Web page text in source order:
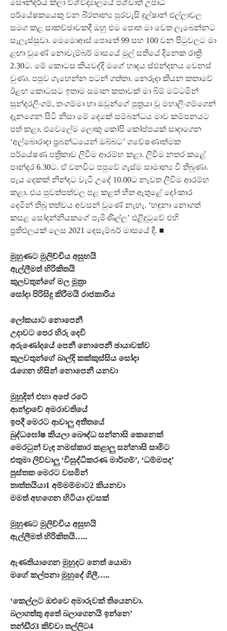
සෞන්දර්ය කලා විශ්විද්‍යාලයේ පශ්චාත් උපාධි
පර්යේෂකයෙකු වන බි්‍රතාන්‍ය පුරවැසි දුල්ෂාන් එල්ලාවල
සමග කළ සාකච්ඡාවකදී ඔහු එම පොත මා වෙත ලැබෙන්නට
සැලැස්සුවා. මෙමොආස් පොතේ 99 සහ 100 වන පිටුවලට මා
ළඟා වුණේ නොවැම්බර් මාසයේ මුල් සතියේ දිනෙක රාත්‍රි
2.30ට. මේ කොටස කියවද්දි මගේ හෘදය ස්ඵන්දනය වෙනස්
වුණා. පපුව ගැහෙන්න පටන් ගත්තා. නෙරූදා කියන කතාවේ
ඊළඟ කොටසට ඉතාම සමාන කතාවක් මා බිම් මට්ටමින්
සුන්දරලිංගම්, තංගම්මා හා ඔවුන්ගේ පුත්‍රයා වූ මහාලිංගම්ගෙන්
දැනගෙන සිටි නිසා මේ දෙකේ සම්බන්ධය මාව කම්පනයට
පත් කළා. එවෙලේම ලොකු කෝපි කෝප්පයක් සාදාගෙන
‘අල්බොරාදා ප්‍රබන්ධයෙන් ඔබ්බට’ ගවේෂණාත්මක
පර්යේෂණ පත්‍රිකාව ලිවීම ආරම්භ කළා. ලිවීම නතර කළේ
පාන්දර 6.30ට. ඒ වනවිට පපුවේ ගැස්ම සාමාන්‍ය වී තිබුණා.
පැය දෙකක් නින්දට වැටී උදේ 10.00ට නැවත ලිවීම ආරම්භ
කළා. එය පුවත්පත්වල පළ කළත් හිත ඇතුළේ දෝංකාර
දෙමින් තිබූ තත්වය අවසන් වුණේ නැහැ. ‘හඳුනා නොගත්
කසළ සෝදන්නියකගේ පැමිණිල්ල’ එළිදුටුවේ එහි
ප්‍රතිඵලයක් ලෙස 2021 දෙසැම්බර් මාසයේ දී. ■
මුහුණට මුලිච්චිය අසුභයි
ඇල්ලීමත් හිරිකිතයි
කුලවතුන්ගේ මල මූත්‍රා
සෝදා පිරිසිදු කිරීමයි රාජකාරිය
ලෝකයාට නොපෙනී
උදාවට පෙර හිරු දෙවි
අරුණෝදයේ පෙනී නොපෙනී ඡායාවක්ව
කුලවතුන්ගේ බාල්දි කක්කුස්සිය සෝදා
රැගෙන හිසින් නොපෙනී යනවා
මුහුදින් එහා අපේ රටේ
ආන්ද්‍රාවේ අමරාවතියේ
ඉපදී මෙරට ආවාලු අතීතයේ
බුද්ධඝෝෂ කියලා බෞද්ධ සන්නාසි කෙනෙක්
මෙරටුන් වැඳ නමස්කාර කළාලු සන්නාසි සාමිට
එතුමා ලිව්වාලු ‘විසුද්ධිකරණ මාර්ගම්’, ‘ධම්මපද’
පුස්තක මෙරට වසමින්
තාත්තයියා1 අම්මම්මාට2 කියනවා
මමත් අහගෙන හිටියා දවසක්
මුහුණට මුලිච්චිය අසුභයි
ඇල්ලීමත් හිරිකිතයි…..
ඇණතියාගෙන මුහුදට නෙත් යොමා
මගේ කල්පනා මුහුදේ ගිලී…..
‘කෙල්ලට ඔළුවෙ අමාරුවක් තියෙනවා.
බලාගත්තු අතේ බලාගෙනයි ඉන්නෙ’
තන්ඩි්‍ර3 කිව්වා තල්ලිට4